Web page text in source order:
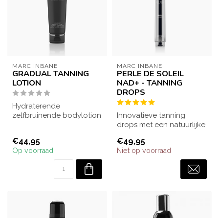
MARC INBANE
GRADUAL TANNING
LOTION
Hydraterende
zelfbruinende bodylotion
€44,95
Op voorraad
MARC INBANE
PERLE DE SOLEIL
NAD+ - TANNING
DROPS
Innovatieve tanning
drops met een natuurlijke
diepe h...
€49,95
Niet op voorraad